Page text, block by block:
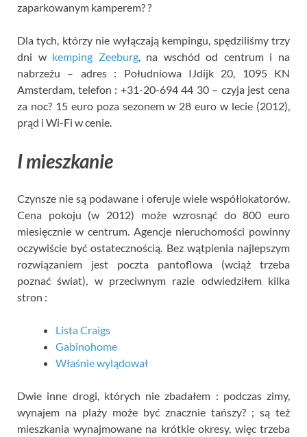
zaparkowanym kamperem? ?
Dla tych, którzy nie wyłączają kempingu, spędziliśmy trzy
dni w kemping Zeeburg, na wschód od centrum i na
nabrzeżu – adres : Południowa IJdijk 20, 1095 KN
Amsterdam, telefon : +31-20-694 44 30 – czyja jest cena
za noc? 15 euro poza sezonem w 28 euro w lecie (2012),
prąd i Wi-Fi w cenie.
I mieszkanie
Czynsze nie są podawane i oferuje wiele współlokatorów.
Cena pokoju (w 2012) może wzrosnąć do 800 euro
miesięcznie w centrum. Agencje nieruchomości powinny
oczywiście być ostatecznością. Bez wątpienia najlepszym
rozwiązaniem jest poczta pantoflowa (wciąż trzeba
poznać świat), w przeciwnym razie odwiedziłem kilka
stron :
Lista Craigs
Gabinohome
Właśnie wylądował
Dwie inne drogi, których nie zbadałem : podczas zimy,
wynajem na plaży może być znacznie tańszy? ; są też
mieszkania wynajmowane na krótkie okresy, więc trzeba